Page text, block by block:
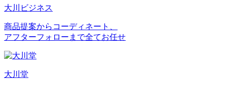
大川ビジネス
商品提案からコーディネート、
アフターフォローまで全てお任せ
大川堂